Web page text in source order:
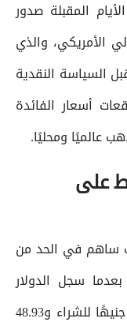
المقبلة صدور
الأمريكي، والذي
السياسة النقدية
أسعار الفائدة
عالميًا ومحليًا.
على
ساهم في الحد من
سجل الدولار
الرسمي لدى البنك المركزي نحو 48.79 جنيهًا للشراء و48.93